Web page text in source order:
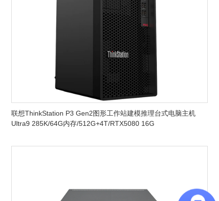
联想ThinkStation P3 Gen2图形工作站建模推理台式电脑主机
Ultra9 285K/64G内存/512G+4T/RTX5080 16G